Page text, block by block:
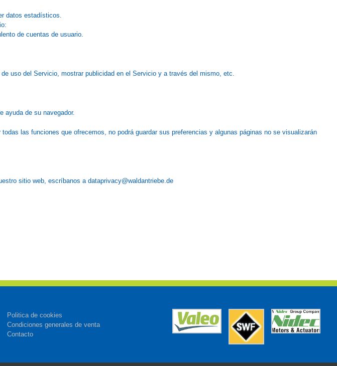
datos estadísticos.
de cuentas de usuario.
uso del Servicio, mostrar publicidad en el Servicio y a través del mismo, etc.
ayuda de su navegador.
las funciones que ofrecemos, no podrá guardar sus preferencias y algunas páginas no se visualizarán
sitio web, escríbanos a dataprivacy@waldantriebe.de
Politica de cookies
Condiciones generales de venta
Contacto